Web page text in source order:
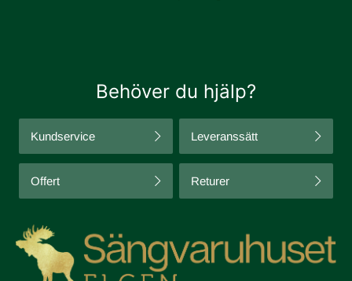
Behöver du hjälp?
Kundservice Leveranssätt
Offert Returer